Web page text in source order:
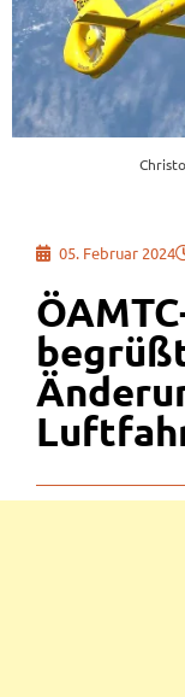
05. Februar 2024